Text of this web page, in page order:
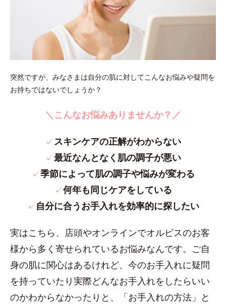
突然ですが、みなさまは自分の肌に対してこんなお悩みや疑問を
お持ちではないでしょうか？
＼こんなお悩みありませんか？／
✓スキンケアの正解がわからない
✓最近なんとなく肌の調子が悪い
✓季節によって肌の調子や悩みが変わる
✓何年も同じケアをしている
✓自分に合うお手入れを効率的に探したい
実はこちら、店頭やオンラインでオルビスのお客
様から多く寄せられているお悩みなんです。ご自
身の肌に関心はあるけれど、今のお手入れに疑問
を持っていたり実際どんなお手入れをしたらいい
のかわからなかったりと、「お手入れの方法」と